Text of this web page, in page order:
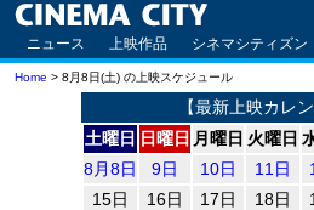
ニュース 上映作品 シネマシティズン
Home > 8月8日(土) の上映スケジュール
【最新上映カレン
土曜日 日曜日 月曜日 火曜日
8月8日
9日 10日 11日
15日
16日 17日 18日